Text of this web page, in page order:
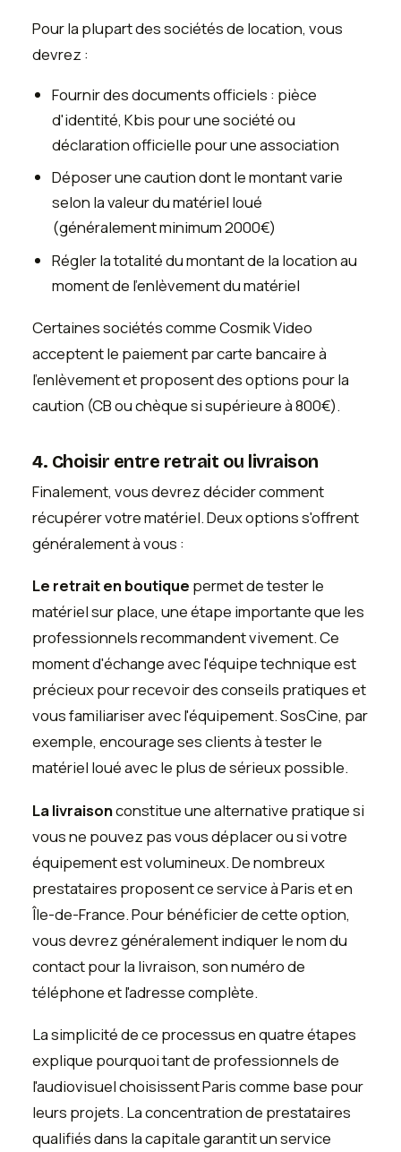
Pour la plupart des sociétés de location, vous
devrez :
Fournir des documents officiels : pièce
d'identité, Kbis pour une société ou
déclaration officielle pour une association
Déposer une caution dont le montant varie
selon la valeur du matériel loué
(généralement minimum 2000€)
Régler la totalité du montant de la location au
moment de l'enlèvement du matériel
Certaines sociétés comme Cosmik Video
acceptent le paiement par carte bancaire à
l'enlèvement et proposent des options pour la
caution (CB ou chèque si supérieure à 800€).
4. Choisir entre retrait ou livraison
Finalement, vous devrez décider comment
récupérer votre matériel. Deux options s'offrent
généralement à vous :
Le retrait en boutique permet de tester le
matériel sur place, une étape importante que les
professionnels recommandent vivement. Ce
moment d'échange avec l'équipe technique est
précieux pour recevoir des conseils pratiques et
vous familiariser avec l'équipement. SosCine, par
exemple, encourage ses clients à tester le
matériel loué avec le plus de sérieux possible.
La livraisonconstitue une alternative pratique si
vous ne pouvez pas vous déplacer ou si votre
équipement est volumineux. De nombreux
prestataires proposent ce service à Paris et en
Île-de-France. Pour bénéficier de cette option,
vous devrez généralement indiquer le nom du
contact pour la livraison, son numéro de
téléphone et l'adresse complète.
La simplicité de ce processus en quatre étapes
explique pourquoi tant de professionnels de
l'audiovisuel choisissent Paris comme base pour
leurs projets. La concentration de prestataires
qualifiés dans la capitale garantit un service